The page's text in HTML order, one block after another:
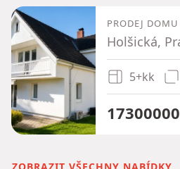
PRODEJ DOMU
5+kk
17300000